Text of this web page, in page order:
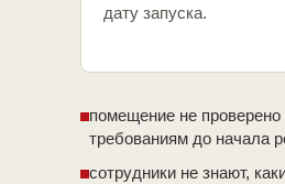
дату запуска.
помещение не проверено
требованиям до начала
сотрудники не знают,